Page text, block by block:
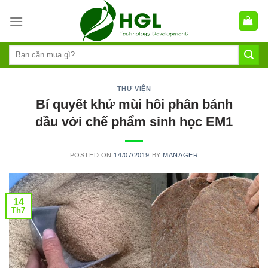
THƯ VIỆN
Bí quyết khử mùi hôi phân bánh
dầu với chế phẩm sinh học EM1
POSTED ON 14/07/2019 BY MANAGER
14
Th7